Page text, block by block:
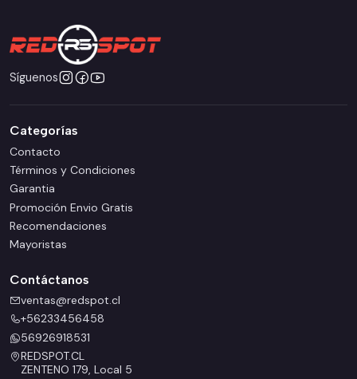
Síguenos
Categorías
Contacto
Términos y Condiciones
Garantia
Promoción Envio Gratis
Recomendaciones
Mayoristas
Contáctanos
ventas@redspot.cl
+56233456458
56926918531
REDSPOT.CL
ZENTENO 179, Local 5